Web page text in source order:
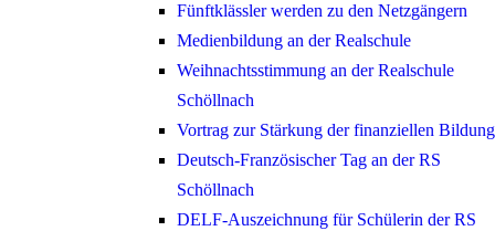
Fünftklässler werden zu den Netzgängern
Medienbildung an der Realschule
Weihnachtsstimmung an der Realschule
Schöllnach
Vortrag zur Stärkung der finanziellen Bildung
Deutsch-Französischer Tag an der RS
Schöllnach
DELF-Auszeichnung für Schülerin der RS